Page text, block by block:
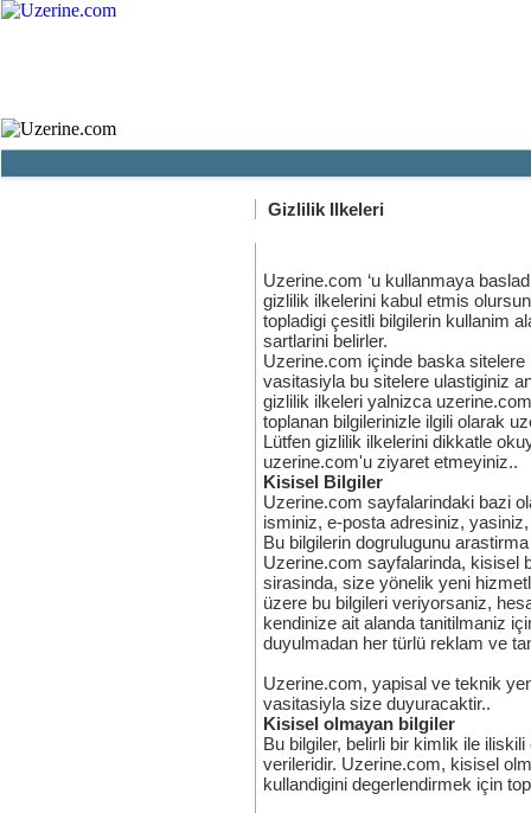
Gizlilik Ilkeleri
Uzerine.com ‘u kullanmaya
gizlilik ilkelerini kabul etmis
topladigi çesitli bilgilerin kullanim
sartlarini belirler.
Uzerine.com içinde baska
vasitasiyla bu sitelere ulastiginiz
gizlilik ilkeleri yalnizca
toplanan bilgilerinizle ilgili olarak
Lütfen gizlilik ilkelerini dikkatle
uzerine.com'u ziyaret etmeyiniz..
Kisisel Bilgiler
Uzerine.com sayfalarindaki bazi
isminiz, e-posta adresiniz,
Bu bilgilerin dogrulugunu
Uzerine.com sayfalarinda, kisisel
sirasinda, size yönelik yeni
üzere bu bilgileri veriyorsaniz,
kendinize ait alanda tanitilmaniz
duyulmadan her türlü reklam ve
Uzerine.com, yapisal ve teknik
vasitasiyla size duyuracaktir..
Kisisel olmayan bilgiler
Bu bilgiler, belirli bir kimlik ile
verileridir. Uzerine.com, kisisel
kullandigini degerlendirmek için